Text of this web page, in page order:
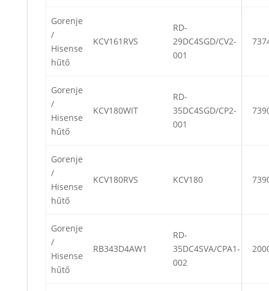
Gorenje
/
Hisense
hűtő
KCV161RVS
RD-
29DC4SGD/CV2-
001
Gorenje
/
Hisense
hűtő
KCV180WIT
RD-
35DC4SGD/CP2-
001
Gorenje
/
Hisense
hűtő
KCV180RVS KCV180
Gorenje
/
Hisense
hűtő
RB343D4AW1
RD-
35DC4SVA/CPA1-
002